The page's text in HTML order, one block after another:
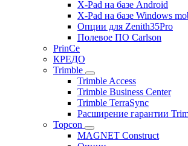
X-Pad на базе Android
X-Pad на базе Windows
Опции для Zenith35Pro
Полевое ПО Carlson
PrinCe
КРЕДО
Trimble
Trimble Access
Trimble Business Center
Trimble TerraSync
Расширение гарантии
Topcon
MAGNET Construct